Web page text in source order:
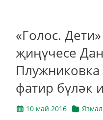
«Голос.
җиңүчесе
Плужниковка
фатир бүләк
10 май 2016